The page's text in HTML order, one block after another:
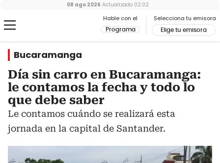
Hable con el
Programa
Selecciona tu emisora
Elige tu emisora
08 ago 2026 Actualizado 02:02
Bucaramanga
Día sin carro en Bucaramanga:
le contamos la fecha y todo lo
que debe saber
Le contamos cuándo se realizará esta
jornada en la capital de Santander.